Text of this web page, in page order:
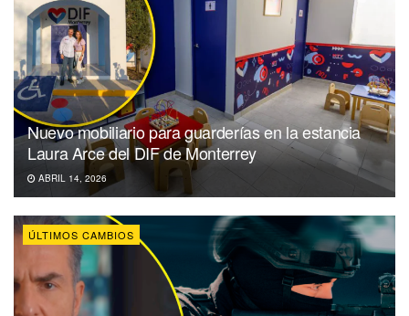
Nuevo mobiliario para guarderías en la estancia
Laura Arce del DIF de Monterrey
ABRIL 14, 2026
ÚLTIMOS CAMBIOS